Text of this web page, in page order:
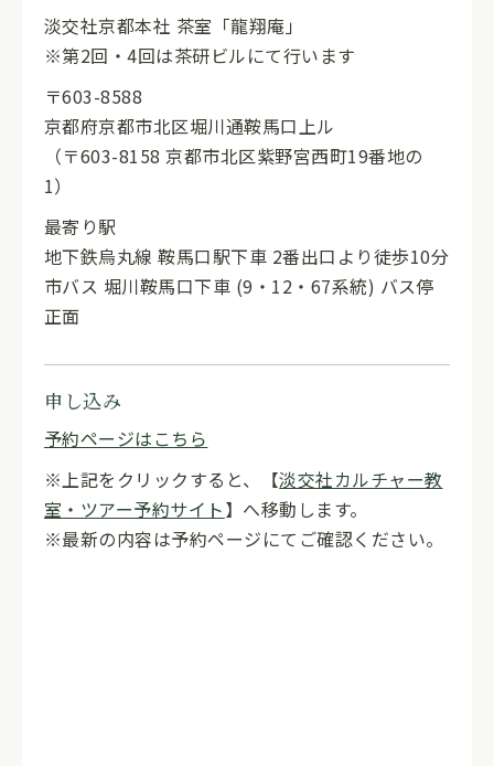
淡交社京都本社 茶室「龍翔庵」
※第2回・4回は茶研ビルにて行います
〒603-8588
京都府京都市北区堀川通鞍馬口上ル
（〒603-8158 京都市北区紫野宮西町19番地の
1）
最寄り駅
地下鉄烏丸線 鞍馬口駅下車 2番出口より徒歩10分
市バス 堀川鞍馬口下車 (9・12・67系統) バス停
正面
申し込み
予約ページはこちら
※上記をクリックすると、【淡交社カルチャー教
室・ツアー予約サイト】へ移動します。
※最新の内容は予約ページにてご確認ください。